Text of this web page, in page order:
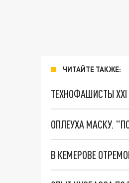
ЧИТАЙТЕ ТАКЖЕ:
ТЕХНОФАШИСТЫ XXI
ОПЛЕУХА МАСКУ.
В КЕМЕРОВЕ